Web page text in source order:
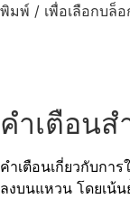
Skip
พิมพ์ / เพื่อเลือกบล็อ
คำเตือน
คำเตือนเกี่ยวกับกา
ลงบนแหวน โดยเน้